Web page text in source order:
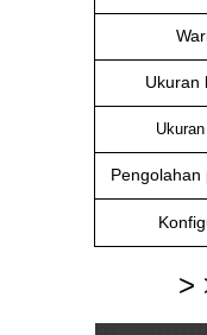
Ukuran
Ukuran
Pengolahan
>